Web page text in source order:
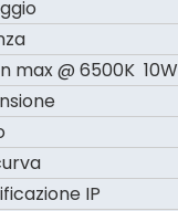
max @ 6500K 10W
IP